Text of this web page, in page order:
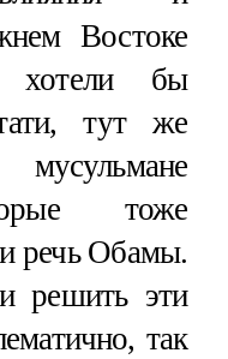
Востоке
хотели бы
тут же
тоже
речь Обамы.
решить эти
так